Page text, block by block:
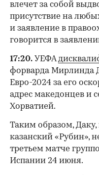
влечет за собой
присутствие на
и заявление в
говорится в
17:20. УЕФА
форварда Мирлинда
Евро-2024 за его
адрес македонцев и
Хорватией.
Таким образом,
казанский «Рубин»,
третьем матче
Испании 24 июня.